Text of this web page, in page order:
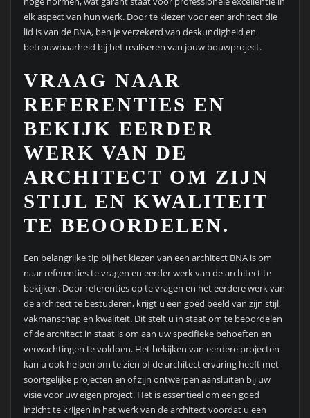
elk aspect van hun werk. Door te kiezen voor een architect die
lid is van de BNA, ben je verzekerd van deskundigheid en
betrouwbaarheid bij het realiseren van jouw bouwproject.
VRAAG NAAR
REFERENTIES EN
BEKIJK EERDER
WERK VAN DE
ARCHITECT OM ZIJN
STIJL EN KWALITEIT
TE BEOORDELEN.
Een belangrijke tip bij het kiezen van een architect BNA is om
naar referenties te vragen en eerder werk van de architect te
bekijken. Door referenties op te vragen en het eerdere werk van
de architect te bestuderen, krijgt u een goed beeld van zijn stijl,
vakmanschap en kwaliteit. Dit stelt u in staat om te beoordelen
of de architect in staat is om aan uw specifieke behoeften en
verwachtingen te voldoen. Het bekijken van eerdere projecten
kan u ook helpen om te zien of de architect ervaring heeft met
soortgelijke projecten en of zijn ontwerpen aansluiten bij uw
visie voor uw eigen project. Het is essentieel om een goed
inzicht te krijgen in het werk van de architect voordat u een